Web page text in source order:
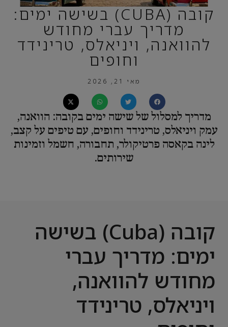
קובה (CUBA) בשישה ימים:
מדריך עברי מחודש
להוואנה, ויניאלס, טרינידד
וחופים
מאי 21, 2026
מדריך למסלול של שישה ימים בקובה: הוואנה,
עמק ויניאלס, טרינידד וחופים, עם טיפים על קצב,
לינה בקאסה פרטיקולר, תחבורה, חשמל וזמינות
שירותים.
קובה (Cuba) בשישה
ימים: מדריך עברי
מחודש להוואנה,
ויניאלס, טרינידד